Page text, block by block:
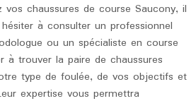
vos chaussures de course Saucony, il
à consulter un professionnel
ou un spécialiste en course
à trouver la paire de chaussures
type de foulée, de vos objectifs et
expertise vous permettra